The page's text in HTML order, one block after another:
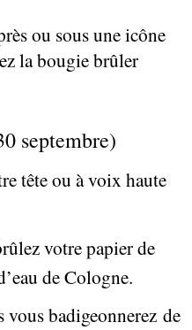
ou sous une icône
la bougie brûler
septembre)
tête ou à voix haute
votre papier de
de Cologne.
badigeonnerez de